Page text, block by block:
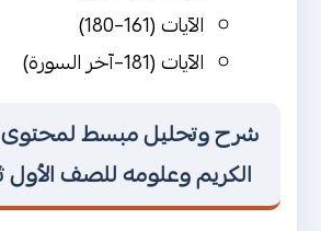
الآيات (161–180)
الآيات (181–آخر السورة)
شرح وتحليل مبسط لمحتوى
الكريم وعلومه للصف الأول